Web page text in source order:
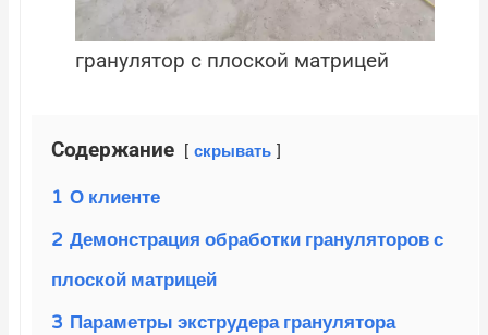
гранулятор с плоской матрицей
Содержание скрывать
1 О клиенте
2 Демонстрация обработки грануляторов с
плоской матрицей
3 Параметры экструдера гранулятора